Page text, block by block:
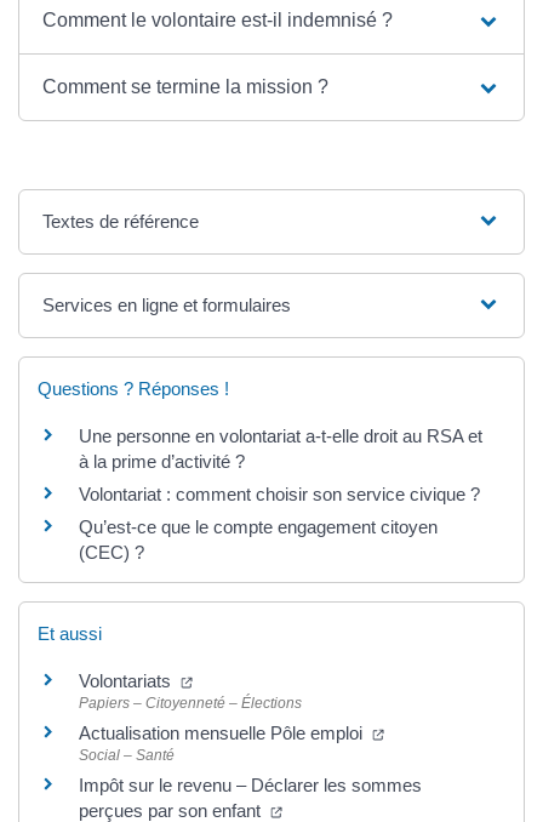
Comment le volontaire est-il indemnisé ?
Comment se termine la mission ?
Textes de référence
Services en ligne et formulaires
Questions ? Réponses !
Une personne en volontariat a-t-elle droit au RSA et
à la prime d’activité ?
Volontariat : comment choisir son service civique ?
Qu’est-ce que le compte engagement citoyen
(CEC) ?
Et aussi
Volontariats
Papiers – Citoyenneté – Élections
Actualisation mensuelle Pôle emploi
Social – Santé
Impôt sur le revenu – Déclarer les sommes
perçues par son enfant